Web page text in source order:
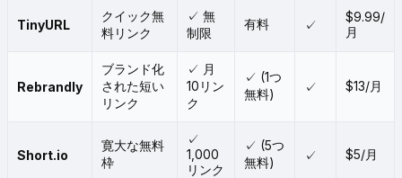
TinyURL
クイック無
料リンク
✓ 無
制限
有料 ✓
$9.99/
月
Rebrandly
ブランド化
された短い
リンク
✓ 月
10リン
ク
✓ (1つ
無料)
✓ $13/月
Short.io
寛大な無料
枠
✓
1,000
リンク
✓ (5つ
無料)
✓ $5/月